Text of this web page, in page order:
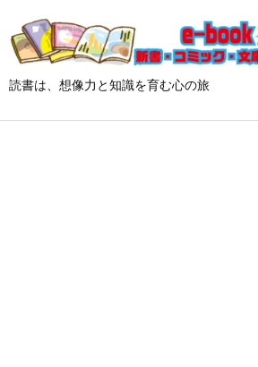
読書は、想像力と知識を育む心の旅